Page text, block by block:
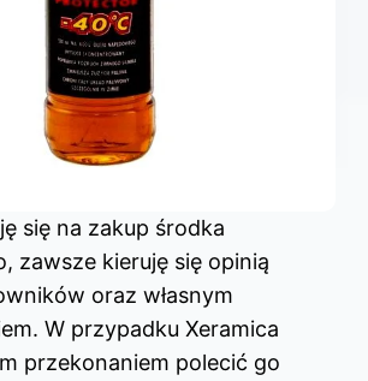
się na zakup środka
zawsze kieruję się opinią
oraz własnym
W przypadku Xeramica
przekonaniem polecić go